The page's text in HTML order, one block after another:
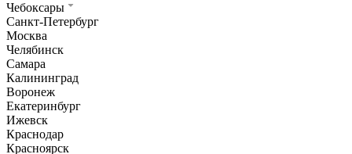
Чебоксары
Санкт-Петербург
Москва
Челябинск
Самара
Калининград
Воронеж
Екатеринбург
Ижевск
Краснодар
Красноярск